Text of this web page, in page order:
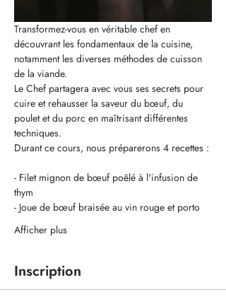
Transformez-vous en véritable chef en
découvrant les fondamentaux de la cuisine,
notamment les diverses méthodes de cuisson
de la viande.
Le Chef partagera avec vous ses secrets pour
cuire et rehausser la saveur du bœuf, du
poulet et du porc en maîtrisant différentes
techniques.
Durant ce cours, nous préparerons 4 recettes :
- Filet mignon de bœuf poêlé à l'infusion de
thym
- Joue de bœuf braisée au vin rouge et porto
Afficher plus
Inscription